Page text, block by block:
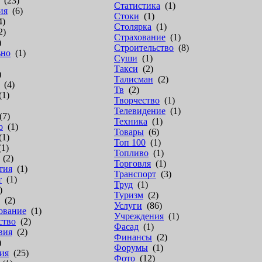
(6)
(1)
(4)
(1)
(1)
(1)
(2)
(1)
(2)
(2)
(25)
Статистика (1)
Стоки (1)
Столярка (1)
Страхование (1)
Строительство (8)
Суши (1)
Такси (2)
Талисман (2)
Тв (2)
Творчество (1)
Телевидение (1)
Техника (1)
Товары (6)
Топ 100 (1)
Топливо (1)
Торговля (1)
Транспорт (3)
Труд (1)
Туризм (2)
Услуги (86)
Учреждения (1)
Фасад (1)
Финансы (2)
Форумы (1)
Фото (12)